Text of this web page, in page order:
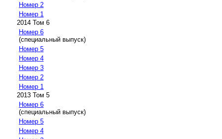
Номер 2
Номер 1
2014 Том 6
Номер 6
(специальный выпуск)
Номер 5
Номер 4
Номер 3
Номер 2
Номер 1
2013 Том 5
Номер 6
(специальный выпуск)
Номер 5
Номер 4